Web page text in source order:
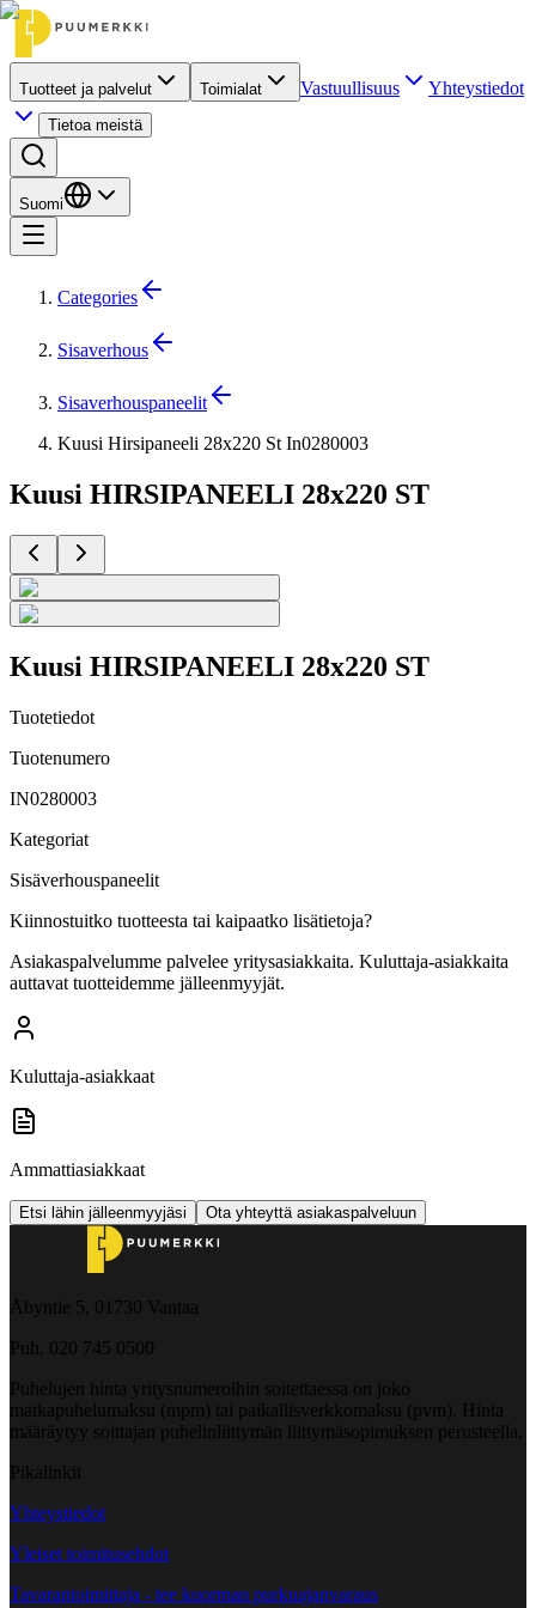
Tuotteet ja palvelut Toimialat Vastuullisuus Yhteystiedot
Tietoa meistä
Suomi
Categories
Sisaverhous
Sisaverhouspaneelit
Kuusi Hirsipaneeli 28x220 St In0280003
Kuusi HIRSIPANEELI 28x220 ST
Kuusi HIRSIPANEELI 28x220 ST
Tuotetiedot
Tuotenumero
IN0280003
Kategoriat
Sisäverhouspaneelit
Kiinnostuitko tuotteesta tai kaipaatko lisätietoja?
Asiakaspalvelumme palvelee yritysasiakkaita. Kuluttaja-asiakkaita
auttavat tuotteidemme jälleenmyyjät.
Kuluttaja-asiakkaat
Ammattiasiakkaat
Etsi lähin jälleenmyyjäsi Ota yhteyttä asiakaspalveluun
Åbyntie 5, 01730 Vantaa
Puh. 020 745 0500
Puhelujen hinta yritysnumeroihin soitettaessa on joko
matkapuhelumaksu (mpm) tai paikallisverkkomaksu (pvm). Hinta
määräytyy soittajan puhelinliittymän liittymäsopimuksen perusteella.
Pikalinkit
Yhteystiedot
Yleiset toimitusehdot
Tavarantoimittaja - tee kuorman purkuajanvaraus